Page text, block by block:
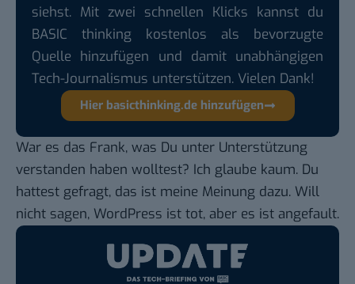
siehst. Mit zwei schnellen Klicks kannst du
BASIC thinking kostenlos als bevorzugte
Quelle hinzufügen und damit unabhängigen
Tech-Journalismus unterstützen. Vielen Dank!
Hier basicthinking.de hinzufügen
War es das Frank, was Du unter Unterstützung
verstanden haben wolltest? Ich glaube kaum. Du
hattest gefragt, das ist meine Meinung dazu. Will
nicht sagen, WordPress ist tot, aber es ist angefault.